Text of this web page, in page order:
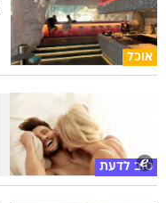
אוכל
טוב לדעת